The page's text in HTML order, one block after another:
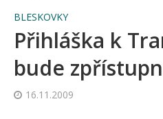
BLESKOVKY
Přihláška k
bude
16.11.2009